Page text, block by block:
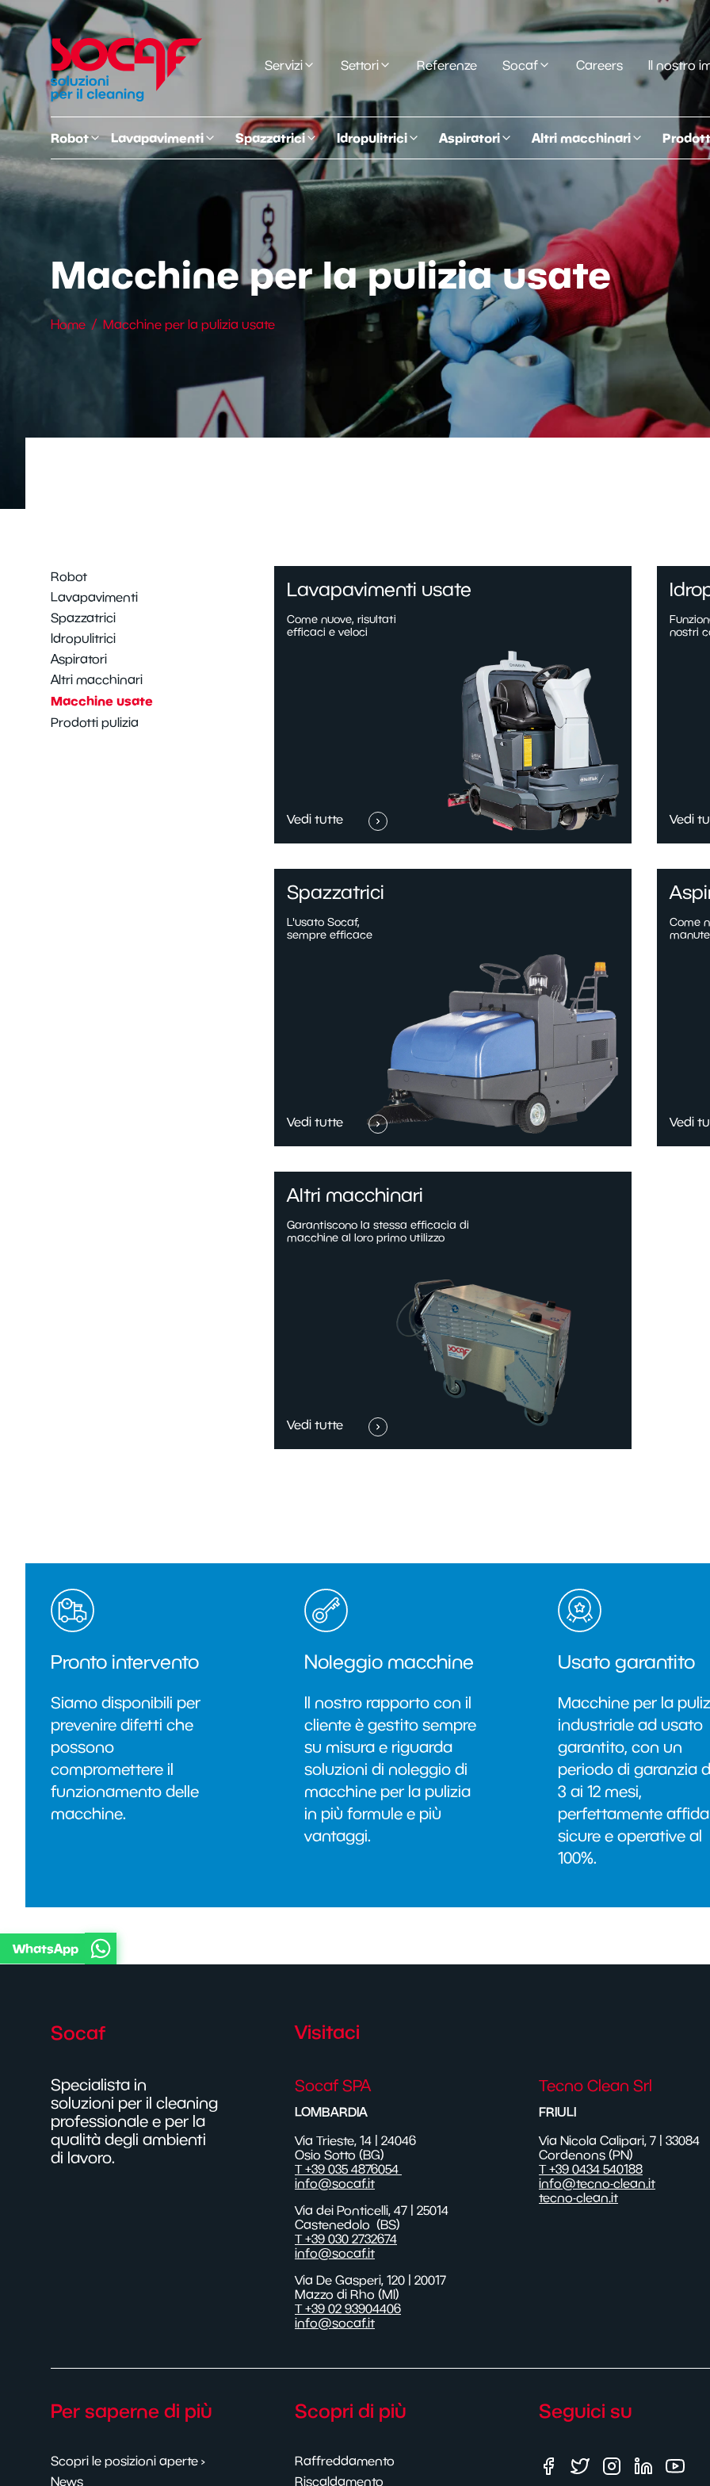
Servizi Settori Referenze Socaf Careers Il nostro
Robot Lavapavimenti Spazzatrici Idropulitrici Aspiratori Altri macchinari
Macchine per la pulizia usate
Home Macchine per la pulizia usate
Robot
Lavapavimenti
Spazzatrici
Idropulitrici
Aspiratori
Altri macchinari
Macchine usate
Prodotti pulizia
Lavapavimenti usate
Come nuove, risultati
efficaci e veloci
Vedi tutte
nostri
Vedi
Spazzatrici
L'usato Socaf,
sempre efficace
Vedi tutte
Come
Vedi
Altri macchinari
Garantiscono la stessa efficacia di
macchine al loro primo utilizzo
Vedi tutte
Pronto intervento
Siamo disponibili per
prevenire difetti che
possono
compromettere il
funzionamento delle
macchine.
Noleggio macchine
Il nostro rapporto con il
cliente è gestito sempre
su misura e riguarda
soluzioni di noleggio di
macchine per la pulizia
in più formule e più
vantaggi.
Usato garantito
Macchine per la
industriale ad usato
garantito, con un
periodo di garanzia
3 ai 12 mesi,
perfettamente
sicure e operative al
100%.
WhatsApp
Socaf
Specialista in
soluzioni per il cleaning
professionale e per la
qualità degli ambienti
di lavoro.
Visitaci
Socaf SPA
LOMBARDIA
Via Trieste, 14 | 24046
Osio Sotto (BG)
T +39 035 4876054
info@socaf.it
Via dei Ponticelli, 47
| 25014
Castenedolo (BS)
T +39 030 2732674
info@socaf.it
Via De Gasperi, 120 | 20017
Mazzo di Rho (MI)
T +39 02 93904406
info@socaf.it
Tecno Clean Srl
FRIULI
Via Nicola Calipari, 7 | 33084
Cordenons (PN)
T +39 0434 540188
info@tecno-clean.it
tecno-clean.it
Per saperne di più
Scopri le posizioni aperte ›
News
Scopri di più
Raffreddamento
Riscaldamento
Seguici su